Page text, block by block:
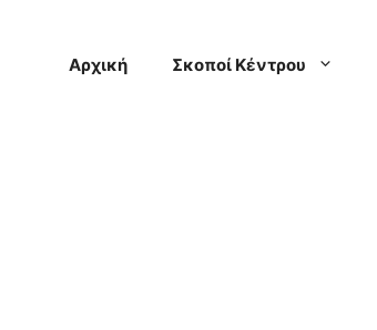
Αρχική Σκοποί Κέντρου